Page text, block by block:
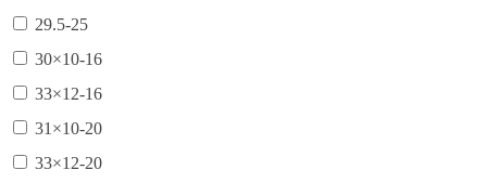
29.5-25
30×10-16
33×12-16
31×10-20
33×12-20